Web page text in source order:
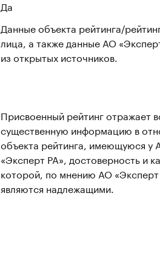
Да
Данные объекта рейтинга/
лица, а также данные АО
из открытых источников.
Присвоенный рейтинг отражает
существенную информацию в
объекта рейтинга, имеющуюся у
«Эксперт РА», достоверность и
которой, по мнению АО
являются надлежащими.